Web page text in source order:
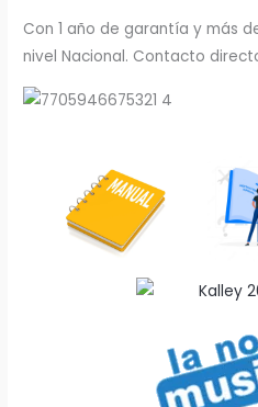
Con 1 año de garantía y más
nivel Nacional. Contacto